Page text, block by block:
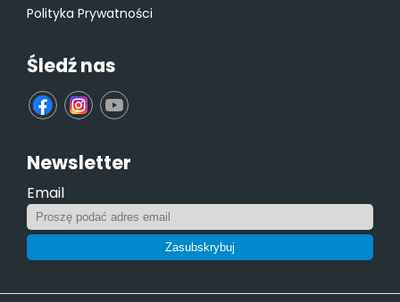
Polityka Prywatności
Śledź nas
fb ins yt
Newsletter
Email
Zasubskrybuj